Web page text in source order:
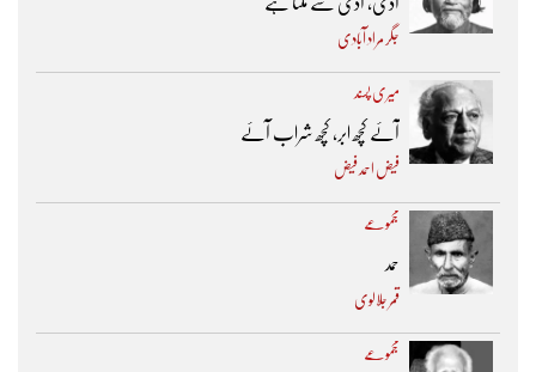
آدمی، آدمی سے ملتا ہے
جگر مراد آبادی
میری پسند
آئے کچھ ابر، کچھ شراب آئے
فیض احمد فیض
مجموعے
حمد
قمر جلالوی
مجموعے